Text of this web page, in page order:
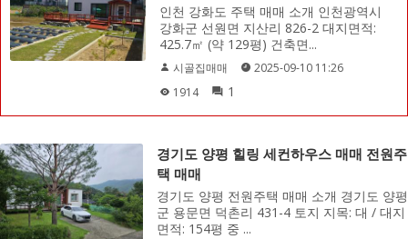
인천 강화도 주택 매매 소개 인천광역시
강화군 선원면 지산리 826-2 대지면적:
425.7㎡ (약 129평) 건축면...
시골집매매
2025-09-10 11:26
1914
1
경기도 양평 힐링 세컨하우스 매매 전원주
택 매매
경기도 양평 전원주택 매매 소개 경기도 양평
군 용문면 덕촌리 431-4 토지 지목: 대 / 대지
면적: 154평 중 ...